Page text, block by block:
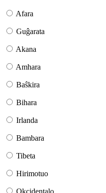
Afara
Guĝarata
Akana
Amhara
Baŝkira
Bihara
Irlanda
Bambara
Tibeta
Hirimotuo